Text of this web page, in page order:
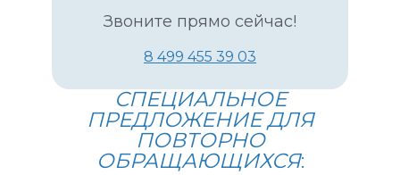
?
Звоните прямо сейчас!
8 499 455 39 03
СПЕЦИАЛЬНОЕ
ПРЕДЛОЖЕНИЕ ДЛЯ
ПОВТОРНО
ОБРАЩАЮЩИХСЯ: